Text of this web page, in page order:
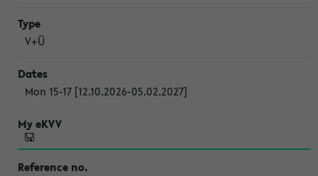
V+Ü
Mon 15-17 [12.10.2026-05.02.2027]